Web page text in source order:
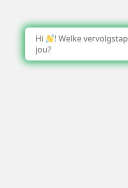
Hi
! Welke
jou?